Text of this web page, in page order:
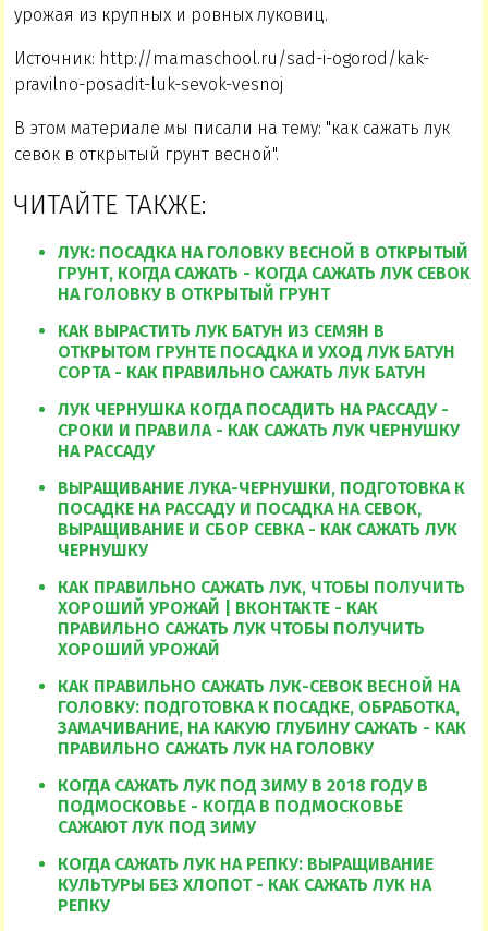
урожая из крупных и ровных луковиц.
Источник: http://mamaschool.ru/sad-i-ogorod/kak-
pravilno-posadit-luk-sevok-vesnoj
В этом материале мы писали на тему: "как сажать лук
севок в открытый грунт весной".
ЧИТАЙТЕ ТАКЖЕ:
ЛУК: ПОСАДКА НА ГОЛОВКУ ВЕСНОЙ В ОТКРЫТЫЙ
ГРУНТ, КОГДА САЖАТЬ - КОГДА САЖАТЬ ЛУК СЕВОК
НА ГОЛОВКУ В ОТКРЫТЫЙ ГРУНТ
КАК ВЫРАСТИТЬ ЛУК БАТУН ИЗ СЕМЯН В
ОТКРЫТОМ ГРУНТЕ ПОСАДКА И УХОД ЛУК БАТУН
СОРТА - КАК ПРАВИЛЬНО САЖАТЬ ЛУК БАТУН
ЛУК ЧЕРНУШКА КОГДА ПОСАДИТЬ НА РАССАДУ -
СРОКИ И ПРАВИЛА - КАК САЖАТЬ ЛУК ЧЕРНУШКУ
НА РАССАДУ
ВЫРАЩИВАНИЕ ЛУКА-ЧЕРНУШКИ, ПОДГОТОВКА К
ПОСАДКЕ НА РАССАДУ И ПОСАДКА НА СЕВОК,
ВЫРАЩИВАНИЕ И СБОР СЕВКА - КАК САЖАТЬ ЛУК
ЧЕРНУШКУ
КАК ПРАВИЛЬНО САЖАТЬ ЛУК, ЧТОБЫ ПОЛУЧИТЬ
ХОРОШИЙ УРОЖАЙ | ВКОНТАКТЕ - КАК
ПРАВИЛЬНО САЖАТЬ ЛУК ЧТОБЫ ПОЛУЧИТЬ
ХОРОШИЙ УРОЖАЙ
КАК ПРАВИЛЬНО САЖАТЬ ЛУК-СЕВОК ВЕСНОЙ НА
ГОЛОВКУ: ПОДГОТОВКА К ПОСАДКЕ, ОБРАБОТКА,
ЗАМАЧИВАНИЕ, НА КАКУЮ ГЛУБИНУ САЖАТЬ - КАК
ПРАВИЛЬНО САЖАТЬ ЛУК НА ГОЛОВКУ
КОГДА САЖАТЬ ЛУК ПОД ЗИМУ В 2018 ГОДУ В
ПОДМОСКОВЬЕ - КОГДА В ПОДМОСКОВЬЕ
САЖАЮТ ЛУК ПОД ЗИМУ
КОГДА САЖАТЬ ЛУК НА РЕПКУ: ВЫРАЩИВАНИЕ
КУЛЬТУРЫ БЕЗ ХЛОПОТ - КАК САЖАТЬ ЛУК НА
РЕПКУ